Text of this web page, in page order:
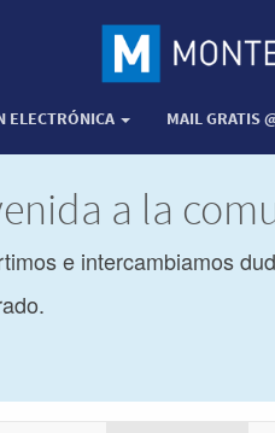
ELECTRÓNICA MAIL GRATIS
a la
e intercambiamos